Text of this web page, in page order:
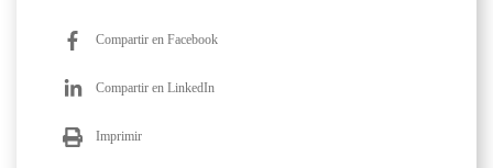
Compartir en Facebook
Compartir en LinkedIn
Imprimir